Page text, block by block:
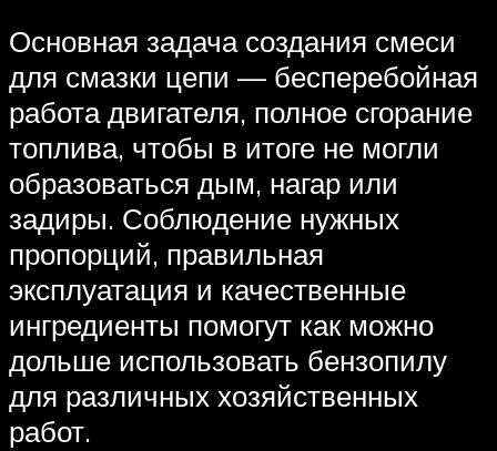
Основная задача создания смеси
для смазки цепи — бесперебойная
работа двигателя, полное сгорание
топлива, чтобы в итоге не могли
образоваться дым, нагар или
задиры. Соблюдение нужных
пропорций, правильная
эксплуатация и качественные
ингредиенты помогут как можно
дольше использовать бензопилу
для различных хозяйственных
работ.